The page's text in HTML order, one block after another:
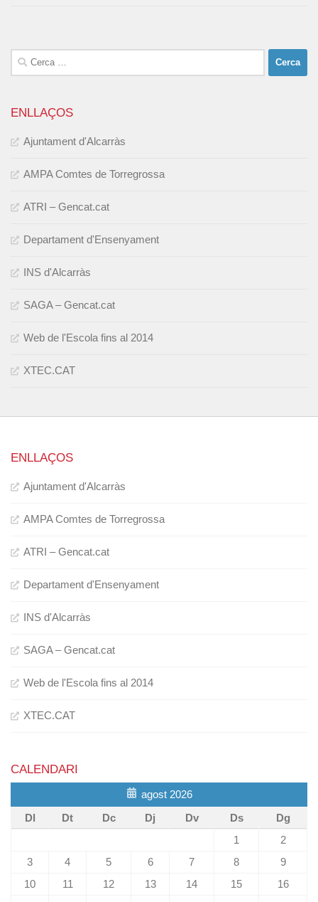
Cerca:
ENLLAÇOS
Ajuntament d'Alcarràs
AMPA Comtes de Torregrossa
ATRI – Gencat.cat
Departament d'Ensenyament
INS d'Alcarràs
SAGA – Gencat.cat
Web de l'Escola fins al 2014
XTEC.CAT
ENLLAÇOS
Ajuntament d'Alcarràs
AMPA Comtes de Torregrossa
ATRI – Gencat.cat
Departament d'Ensenyament
INS d'Alcarràs
SAGA – Gencat.cat
Web de l'Escola fins al 2014
XTEC.CAT
CALENDARI
agost 2026
Dl
Dt Dc Dj Dv Ds
Dg
1
2
3
4 5 6 7 8
9
10
11 12 13 14 15
16